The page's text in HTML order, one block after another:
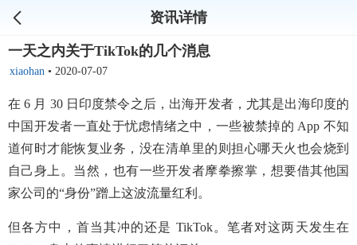
资讯详情
一天之内关于TikTok的几个消息
xiaohan • 2020-07-07
在 6 月 30 日印度禁令之后，出海开发者，尤其是出海印度的
中国开发者一直处于忧虑情绪之中，一些被禁掉的 App 不知
道何时才能恢复业务，没在清单里的则担心哪天火也会烧到
自己身上。当然，也有一些开发者摩拳擦掌，想要借其他国
家公司的“身份”蹭上这波流量红利。
但各方中，首当其冲的还是 TikTok。笔者对这两天发生在